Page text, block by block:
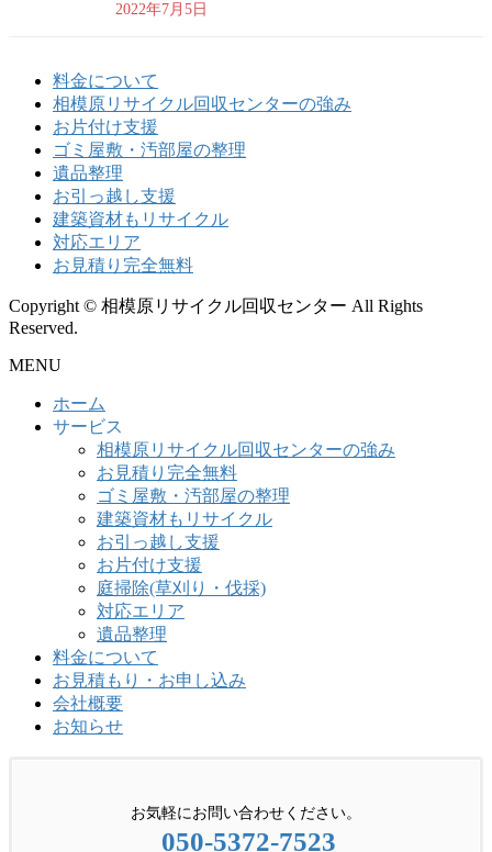
2022年7月5日
料金について
相模原リサイクル回収センターの強み
お片付け支援
ゴミ屋敷・汚部屋の整理
遺品整理
お引っ越し支援
建築資材もリサイクル
対応エリア
お見積り完全無料
Copyright © 相模原リサイクル回収センター All Rights
Reserved.
MENU
ホーム
サービス
相模原リサイクル回収センターの強み
お見積り完全無料
ゴミ屋敷・汚部屋の整理
建築資材もリサイクル
お引っ越し支援
お片付け支援
庭掃除(草刈り・伐採)
対応エリア
遺品整理
料金について
お見積もり・お申し込み
会社概要
お知らせ
お気軽にお問い合わせください。
050-5372-7523